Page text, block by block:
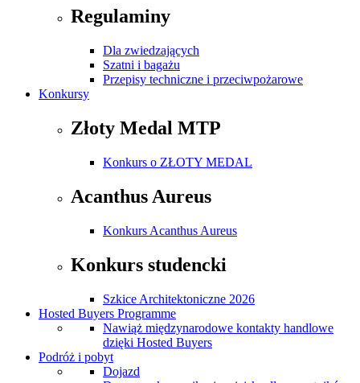
Regulaminy
Dla zwiedzających
Szatni i bagażu
Przepisy techniczne i przeciwpożarowe
Konkursy
Złoty Medal MTP
Konkurs o ZŁOTY MEDAL
Acanthus Aureus
Konkurs Acanthus Aureus
Konkurs studencki
Szkice Architektoniczne 2026
Hosted Buyers Programme
Nawiąż międzynarodowe kontakty handlowe
dzięki Hosted Buyers
Podróż i pobyt
Dojazd